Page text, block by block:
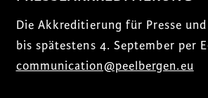
Die Akkreditierung für Presse
bis spätestens 4. September per
communication@peelbergen.eu